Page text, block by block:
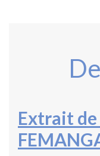
Extrait de